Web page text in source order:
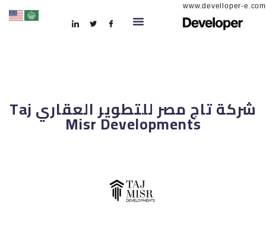
www.develloper-e.com
شركة تاج مصر للتطوير العقاري Taj
Misr Developments